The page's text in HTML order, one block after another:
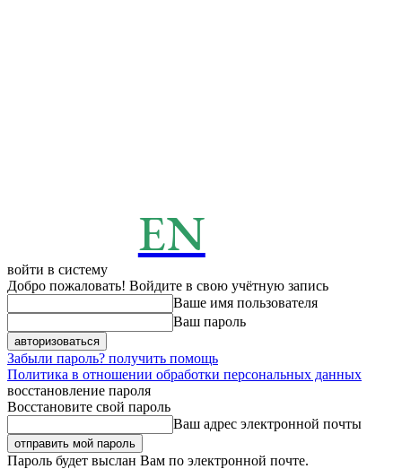
EN
войти в систему
Добро пожаловать! Войдите в свою учётную запись
Ваше имя пользователя
Ваш пароль
Забыли пароль? получить помощь
Политика в отношении обработки персональных данных
восстановление пароля
Восстановите свой пароль
Ваш адрес электронной почты
Пароль будет выслан Вам по электронной почте.